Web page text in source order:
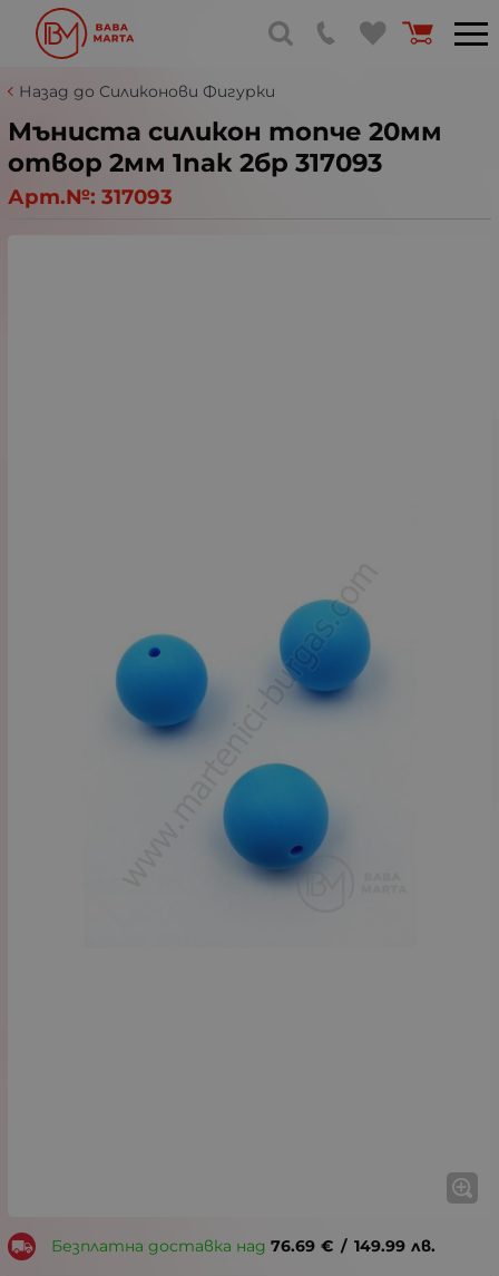
Назад до Силиконови Фигурки
Мъниста силикон топче 20мм
отвор 2мм 1пак 2бр 317093
Арт.№: 317093
Безплатна доставка над 76.69 € / 149.99 лв.